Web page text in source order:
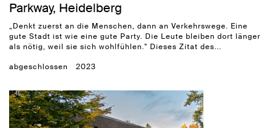
Parkway, Heidelberg
„Denkt zuerst an die Menschen, dann an Verkehrswege. Eine
gute Stadt ist wie eine gute Party. Die Leute bleiben dort länger
als nötig, weil sie sich wohlfühlen." Dieses Zitat des...
abgeschlossen 2023